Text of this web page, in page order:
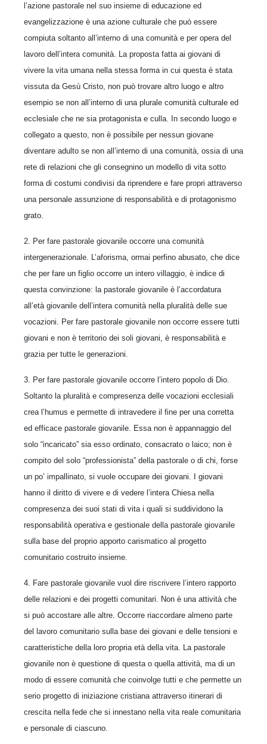
l’azione pastorale nel suo insieme di educazione ed
evangelizzazione è una azione culturale che può essere
compiuta soltanto all’interno di una comunità e per opera del
lavoro dell’intera comunità. La proposta fatta ai giovani di
vivere la vita umana nella stessa forma in cui questa è stata
vissuta da Gesù Cristo, non può trovare altro luogo e altro
esempio se non all’interno di una plurale comunità culturale ed
ecclesiale che ne sia protagonista e culla. In secondo luogo e
collegato a questo, non è possibile per nessun giovane
diventare adulto se non all’interno di una comunità, ossia di una
rete di relazioni che gli consegnino un modello di vita sotto
forma di costumi condivisi da riprendere e fare propri attraverso
una personale assunzione di responsabilità e di protagonismo
grato.
2. Per fare pastorale giovanile occorre una comunità
intergenerazionale. L’aforisma, ormai perfino abusato, che dice
che per fare un figlio occorre un intero villaggio, è indice di
questa convinzione: la pastorale giovanile è l’accordatura
all’età giovanile dell’intera comunità nella pluralità delle sue
vocazioni. Per fare pastorale giovanile non occorre essere tutti
giovani e non è territorio dei soli giovani, è responsabilità e
grazia per tutte le generazioni.
3. Per fare pastorale giovanile occorre l’intero popolo di Dio.
Soltanto la pluralità e compresenza delle vocazioni ecclesiali
crea l’humus e permette di intravedere il fine per una corretta
ed efficace pastorale giovanile. Essa non è appannaggio del
solo “incaricato” sia esso ordinato, consacrato o laico; non è
compito del solo “professionista” della pastorale o di chi, forse
un po’ impallinato, si vuole occupare dei giovani. I giovani
hanno il diritto di vivere e di vedere l’intera Chiesa nella
compresenza dei suoi stati di vita i quali si suddividono la
responsabilità operativa e gestionale della pastorale giovanile
sulla base del proprio apporto carismatico al progetto
comunitario costruito insieme.
4. Fare pastorale giovanile vuol dire riscrivere l’intero rapporto
delle relazioni e dei progetti comunitari. Non è una attività che
si può accostare alle altre. Occorre riaccordare almeno parte
del lavoro comunitario sulla base dei giovani e delle tensioni e
caratteristiche della loro propria età della vita. La pastorale
giovanile non è questione di questa o quella attività, ma di un
modo di essere comunità che coinvolge tutti e che permette un
serio progetto di iniziazione cristiana attraverso itinerari di
crescita nella fede che si innestano nella vita reale comunitaria
e personale di ciascuno.